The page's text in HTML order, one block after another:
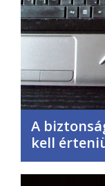
A
kell